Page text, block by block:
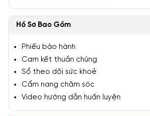
Hồ Sơ Bao Gồm
Phiếu bảo hành
Cam kết thuần chủng
Sổ theo dõi sức khoẻ
Cẩm nang chăm sóc
Video hướng dẫn huấn luyện